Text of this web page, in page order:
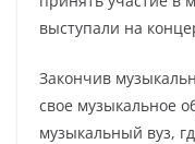
выступали на
Закончив
свое музыкальное
музыкальный вуз,